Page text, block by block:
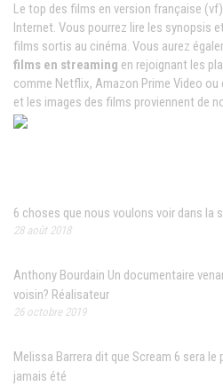
Le top des films en version française
Internet. Vous pourrez lire les synopsis
films sortis au cinéma. Vous aurez
films en streaming en rejoignant les
comme Netflix, Amazon Prime Video ou
et les images des films proviennent de
6 choses que nous voulons voir dans la
28 août 2018
Anthony Bourdain Un documentaire
voisin? Réalisateur
26 octobre 2019
Melissa Barrera dit que Scream 6 sera
jamais été